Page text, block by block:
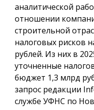
аналитической
отношении
строительной
налоговых рисков
рублей. Из них в
уточненные
бюджет 1,3 млрд
запрос редакции
службе УФНС по